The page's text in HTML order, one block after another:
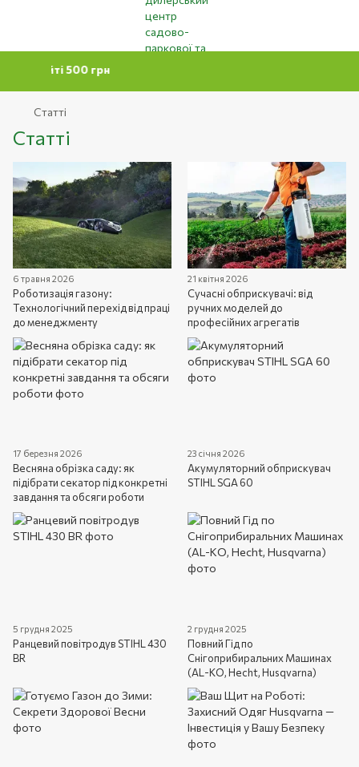
сайті 500 грн
Статті
Статті
6 травня 2026
Роботизація газону:
Технологічний перехід від праці
до менеджменту
21 квітня 2026
Сучасні обприскувачі: від
ручних моделей до
професійних агрегатів
17 березня 2026
Весняна обрізка саду: як
підібрати секатор під конкретні
завдання та обсяги роботи
23 січня 2026
Акумуляторний обприскувач
STIHL SGA 60
5 грудня 2025
Ранцевий повітродув STIHL 430
BR
2 грудня 2025
Повний Гід по
Снігоприбиральних Машинах
(AL-KO, Hecht, Husqvarna)